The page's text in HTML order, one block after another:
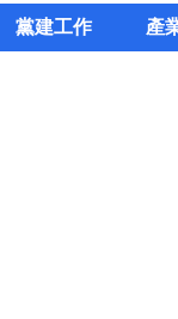
黨建工作 產